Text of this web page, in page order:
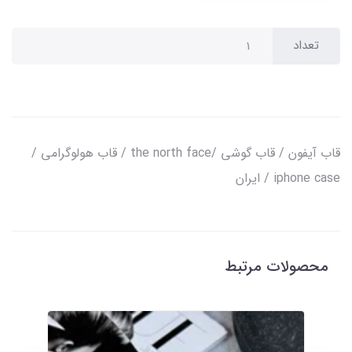
تعداد
قاب آیفون / قاب گوشی /the north face / قاب هولوگرامی /
iphone case / ایران
محصولات مرتبط